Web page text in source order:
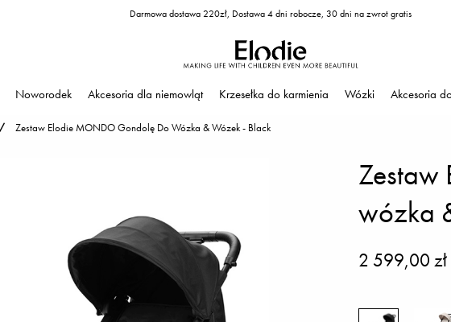
Darmowa dostawa 220zł, Dostawa 4 dni robocze, 30 dni na zwrot gratis
Noworodek Akcesoria dla niemowląt Krzesełka do karmienia Wózki Akcesoria
Zestaw Elodie MONDO Gondolę Do Wózka & Wózek - Black
wózka
2 599,00 zł